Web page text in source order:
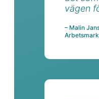
vägen
– Malin